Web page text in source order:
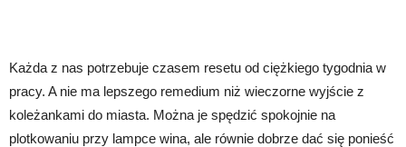
Każda z nas potrzebuje czasem resetu od ciężkiego tygodnia w
pracy. A nie ma lepszego remedium niż wieczorne wyjście z
koleżankami do miasta. Można je spędzić spokojnie na
plotkowaniu przy lampce wina, ale równie dobrze dać się ponieść